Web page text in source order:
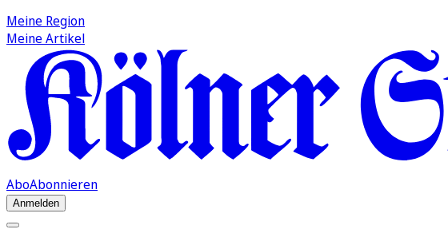
Meine Region
Meine Artikel
AboAbonnieren
Anmelden